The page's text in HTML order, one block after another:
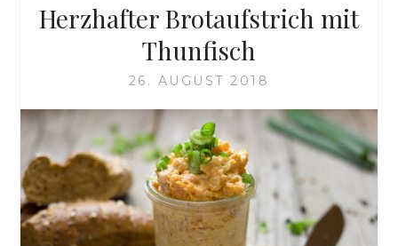
Herzhafter Brotaufstrich mit
Thunfisch
26. AUGUST 2018